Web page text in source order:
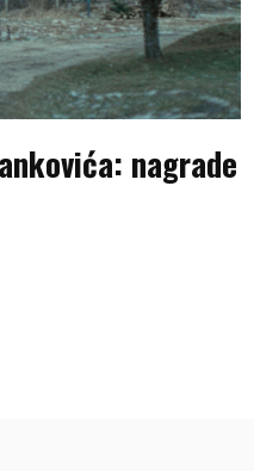
nagrade